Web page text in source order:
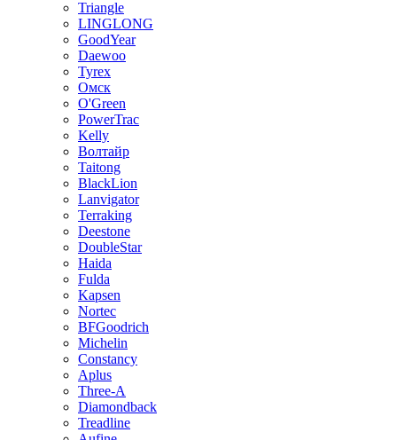
Triangle
LINGLONG
GoodYear
Daewoo
Tyrex
Омск
O'Green
PowerTrac
Kelly
Волтайр
Taitong
BlackLion
Lanvigator
Terraking
Deestone
DoubleStar
Haida
Fulda
Kapsen
Nortec
BFGoodrich
Michelin
Constancy
Aplus
Three-A
Diamondback
Treadline